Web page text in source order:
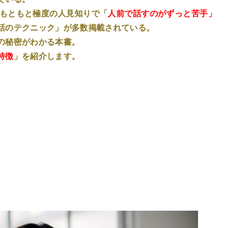
ともと極度の人見知りで「人前で話すのがずっと苦手」
テクニック」が多数掲載されている。
秘密がわかる本書。
徴 」を紹介します。